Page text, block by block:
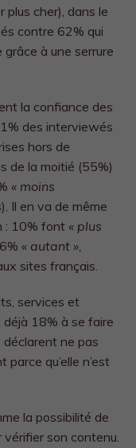
cher), dans le
contre 62% qui
à une serrure
la confiance des
des interviewés
hors de
de la moitié (55%)
« moins
Il en va de même
: 10% font « plus
« autant »,
sites français.
services et
18% à se faire
ne pas
qu’elle n’est
la possibilité de
vérifier son contenu.